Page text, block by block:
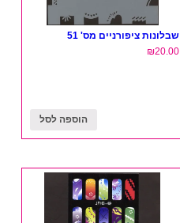
שבלונות ציפורניים מס' 51
₪20.00
הוספה לסל